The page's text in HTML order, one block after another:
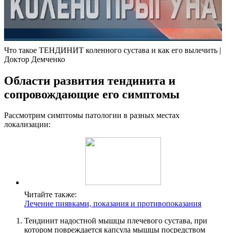
Что такое ТЕНДИНИТ коленного сустава и как его вылечить |
Доктор Демченко
Области развития тендинита и
сопровождающие его симптомы
Рассмотрим симптомы патологии в разных местах
локализации:
Читайте также:
Лечение пиявками, показания и противопоказания
Тендинит надостной мышцы плечевого сустава, при
котором повреждается капсула мышцы посредством